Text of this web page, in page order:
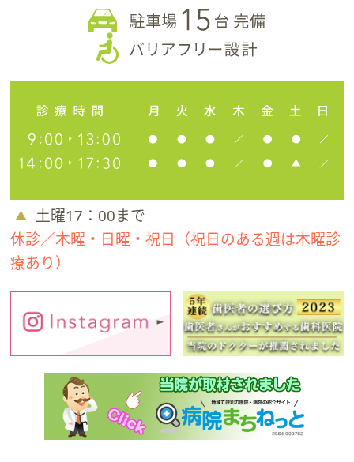
土曜17：00まで
休診／木曜・日曜・祝日（祝日のある週は木曜診
療あり）